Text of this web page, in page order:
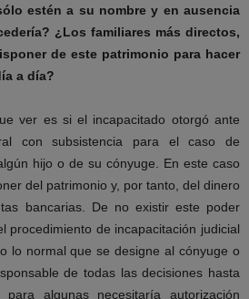
estén a su nombre y en ausencia
¿Los familiares más directos,
de este patrimonio para hacer
a día?
ver es si el incapacitado otorgó ante
con subsistencia para el caso de
hijo o de su cónyuge. En este caso
del patrimonio y, por tanto, del dinero
bancarias. De no existir este poder
procedimiento de incapacitación judicial
lo normal que se designe al cónyuge o
de todas las decisiones hasta
algunas necesitaría autorización